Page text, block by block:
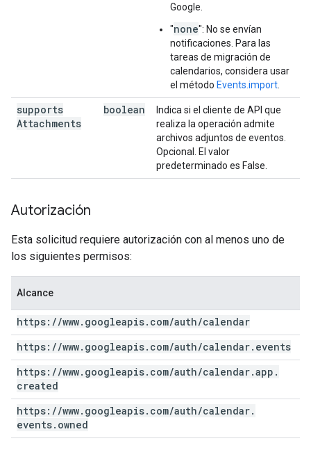
Google.
"none": No se envían
notificaciones. Para las
tareas de migración de
calendarios, considera usar
el método Events.import
supports
Attachments
boolean
Indica si el cliente de API que
realiza la operación admite
archivos adjuntos de eventos.
Opcional. El valor
predeterminado es False.
Autorización
Esta solicitud requiere autorización con al menos uno de
los siguientes permisos:
Alcance
https: //www. googleapis. com/auth/calendar
https: //www. googleapis. com/auth/calendar. events
https: //www. googleapis. com/auth/calendar.app .
created
https: //www. googleapis. com/auth/calendar.
events. owned